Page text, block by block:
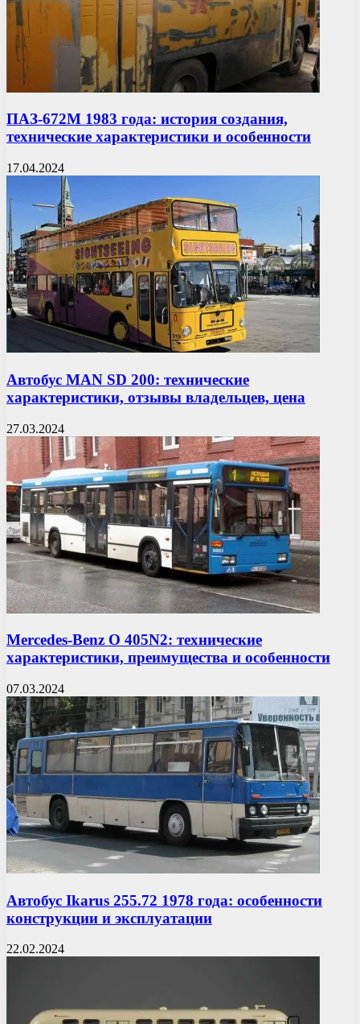
ПАЗ-672М 1983 года: история создания,
технические характеристики и особенности
17.04.2024
Автобус MAN SD 200: технические
характеристики, отзывы владельцев, цена
27.03.2024
Mercedes-Benz O 405N2: технические
характеристики, преимущества и особенности
07.03.2024
Автобус Ikarus 255.72 1978 года: особенности
конструкции и эксплуатации
22.02.2024